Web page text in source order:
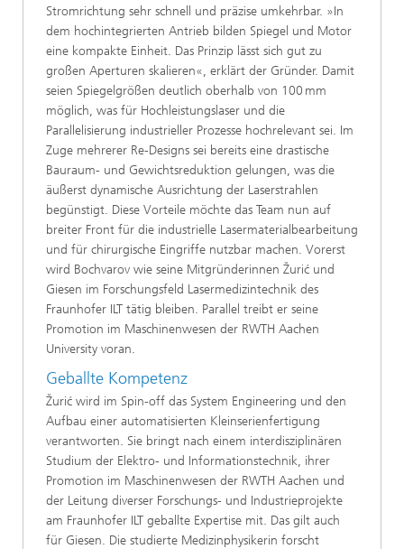
Stromrichtung sehr schnell und präzise umkehrbar. »In
dem hochintegrierten Antrieb bilden Spiegel und Motor
eine kompakte Einheit. Das Prinzip lässt sich gut zu
großen Aperturen skalieren«, erklärt der Gründer. Damit
seien Spiegelgrößen deutlich oberhalb von 100 mm
möglich, was für Hochleistungslaser und die
Parallelisierung industrieller Prozesse hochrelevant sei. Im
Zuge mehrerer Re-Designs sei bereits eine drastische
Bauraum- und Gewichtsreduktion gelungen, was die
äußerst dynamische Ausrichtung der Laserstrahlen
begünstigt. Diese Vorteile möchte das Team nun auf
breiter Front für die industrielle Lasermaterialbearbeitung
und für chirurgische Eingriffe nutzbar machen. Vorerst
wird Bochvarov wie seine Mitgründerinnen Žurić und
Giesen im Forschungsfeld Lasermedizintechnik des
Fraunhofer ILT tätig bleiben. Parallel treibt er seine
Promotion im Maschinenwesen der RWTH Aachen
University voran.
Geballte Kompetenz
Žurić wird im Spin-off das System Engineering und den
Aufbau einer automatisierten Kleinserienfertigung
verantworten. Sie bringt nach einem interdisziplinären
Studium der Elektro- und Informationstechnik, ihrer
Promotion im Maschinenwesen der RWTH Aachen und
der Leitung diverser Forschungs- und Industrieprojekte
am Fraunhofer ILT geballte Expertise mit. Das gilt auch
für Giesen. Die studierte Medizinphysikerin forscht